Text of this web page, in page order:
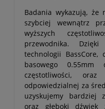
Badania wykazują, że
szybciej wewnątrz
wyższych
przewodnika.
technologii BassCore,
basowego 0.55mm
częstotliwości,
odpowiedzialnej za
uzyskujemy bardziej
oraz głęboki